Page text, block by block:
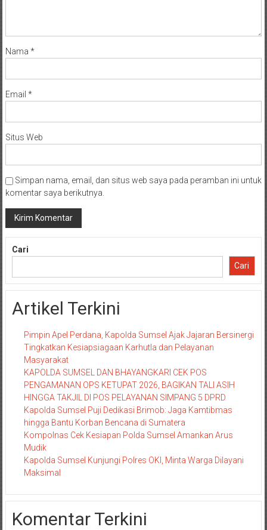
Nama *
Email *
Situs Web
Simpan nama, email, dan situs web saya pada peramban ini untuk
komentar saya berikutnya.
Cari
Cari
Artikel Terkini
Pimpin Apel Perdana, Kapolda Sumsel Ajak Jajaran Bersinergi
Tingkatkan Kesiapsiagaan Karhutla dan Pelayanan
Masyarakat
KAPOLDA SUMSEL DAN BHAYANGKARI CEK POS
PENGAMANAN OPS KETUPAT 2026, BAGIKAN TALI ASIH
HINGGA TAKJIL DI POS PELAYANAN SIMPANG 5 DPRD
Kapolda Sumsel Puji Dedikasi Brimob: Jaga Kamtibmas
hingga Bantu Korban Bencana di Sumatera
Kompolnas Cek Kesiapan Polda Sumsel Amankan Arus
Mudik
Kapolda Sumsel Kunjungi Polres OKI, Minta Warga Dilayani
Maksimal
Komentar Terkini